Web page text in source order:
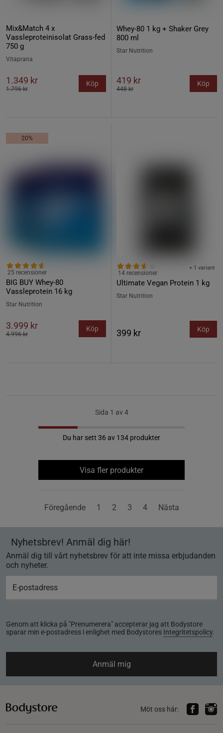
Mix&Match 4 x
Vassleproteinisolat Grass-fed
750 g
Vitaprana
1.349 kr
1.796 kr
Köp
Whey-80 1 kg + Shaker Grey
800 ml
Star Nutrition
419 kr
448 kr
Köp
20%
BIG BUY Whey-80
Vassleprotein 16 kg
25 recensioner
Star Nutrition
3.999 kr
4.996 kr
Köp
Ultimate Vegan Protein 1 kg
+ 1 variant
14 recensioner
Star Nutrition
399 kr Köp
Sida 1 av 4
Du har sett 36 av 134 produkter
Visa fler produkter
Föregående 1 2 3 4 Nästa
Nyhetsbrev! Anmäl dig här!
Anmäl dig till vårt nyhetsbrev för att inte missa erbjudanden
och nyheter.
Genom att klicka på "Prenumerera" accepterar jag att Bodystore
sparar min e-postadress i enlighet med Bodystores Integritetspolicy.
Anmäl mig
Möt oss här: